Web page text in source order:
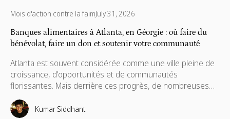
Mois d'action contre la faimJuly 31, 2026
Banques alimentaires à Atlanta, en Géorgie : où faire du
bénévolat, faire un don et soutenir votre communauté
Atlanta est souvent considérée comme une ville pleine de
croissance, d'opportunités et de communautés
florissantes. Mais derrière ces progrès, de nombreuses
familles continuent de faire face à un véritable défi : un
accès constant à des aliments nutritifs. Des données
Kumar Siddhant